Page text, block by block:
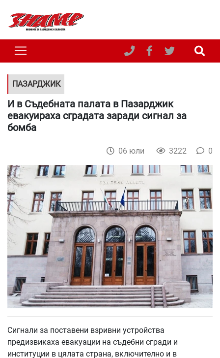
ПАЗАРДЖИК
И в Съдебната палата в Пазарджик
евакуираха сградата заради сигнал за
бомба
06 юли 3222 0
Сигнали за поставени взривни устройства
предизвикаха евакуации на съдебни сгради и
институции в цялата страна, включително и в